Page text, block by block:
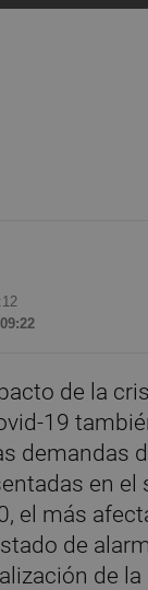
de la
19
demandas
en el
el más
de
de la